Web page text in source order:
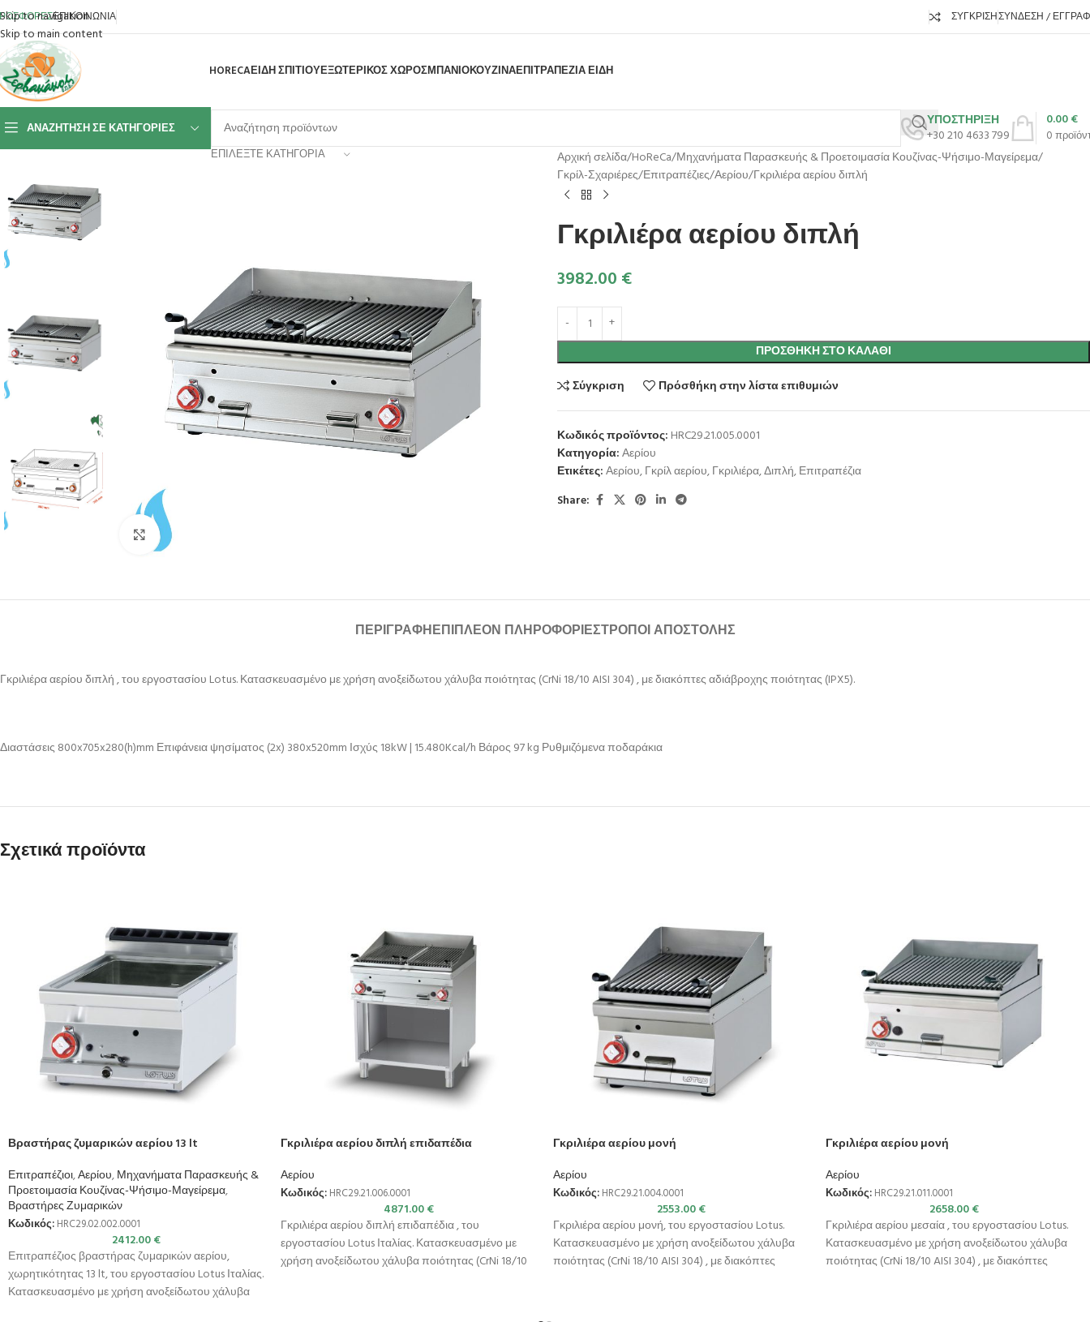
Skip to navigation
Skip to main content
ΕΠΙΚΟΙΝΩΝΙΑ ΣΎΓΚΡΙΣΗΣΎΝΔΕΣΗ /
HORECAΕΙΔΗ ΣΠΙΤΙΟΥΕΞΩΤΕΡΙΚΟΣ ΧΩΡΟΣΜΠΆΝΙΟΚΟΥΖΊΝΑΕΠΙΤΡΑΠΈΖΙΑ ΕΊΔΗ
ΑΝΑΖΉΤΗΣΗ ΣΕ ΚΑΤΗΓΟΡΊΕΣ
ΕΠΙΛΈΞΤΕ ΚΑΤΗΓΟΡΊΑ
ΥΠΟΣΤΗΡΙΞΗ
+30 210 4633 799
0
0.00€
Κλικ για μεγέθυνση
Αρχική σελίδα HoReCa Μηχανήματα Παρασκευής & Προετοιμασία Κουζίνας-Ψήσιμο-Μαγείρεμα
Γκρίλ-Σχαριέρες Επιτραπέζιες Αερίου Γκριλιέρα αερίου διπλή
Γκριλιέρα αερίου διπλή
3982.00 €
ΠΡΟΣΘΉΚΗ ΣΤΟ ΚΑΛΆΘΙ
Σύγκριση
Πρόσθήκη στην λίστα επιθυμιών
Κωδικός προϊόντος: HRC29.21.005.0001
Κατηγορία:Αερίου
Ετικέτες:Αερίου,Γκρίλ αερίου,Γκριλιέρα,Διπλή,Επιτραπέζια
Share:
ΠΕΡΙΓΡΑΦΉΕΠΙΠΛΈΟΝ ΠΛΗΡΟΦΟΡΊΕΣΤΡΌΠΟΙ ΑΠΟΣΤΟΛΉΣ
Γκριλιέρα αερίου διπλή , του εργοστασίου Lotus. Κατασκευασμένο με χρήση ανοξείδωτου χάλυβα ποιότητας (CrNi 18/10 AISI 304) , με διακόπτες αδιάβροχης ποιότητας (IPX5).
Διαστάσεις 800x705x280(h)mm Επιφάνεια ψησίματος (2x) 380x520mm Ισχύς 18kW | 15.480Kcal/h Βάρος 97 kg Ρυθμιζόμενα ποδαράκια
Σχετικά προϊόντα
Βραστήρας ζυμαρικών αερίου 13 lt
Επιτραπέζιοι,Αερίου,Μηχανήματα Παρασκευής &
Προετοιμασία Κουζίνας-Ψήσιμο-Μαγείρεμα,
Βραστήρες Ζυμαρικών
Κωδικός: HRC29.02.002.0001
2412.00€
Επιτραπέζιος βραστήρας ζυμαρικών αερίου,
χωρητικότητας 13 lt, του εργοστασίου Lotus Ιταλίας.
Κατασκευασμένο με χρήση ανοξείδωτου χάλυβα
Γκριλιέρα αερίου διπλή επιδαπέδια
Αερίου
Κωδικός: HRC29.21.006.0001
4871.00€
Γκριλιέρα αερίου διπλή επιδαπέδια , του
εργοστασίου Lotus Ιταλίας. Κατασκευασμένο με
χρήση ανοξείδωτου χάλυβα ποιότητας (CrNi 18/10
Γκριλιέρα αερίου μονή
Αερίου
Κωδικός: HRC29.21.004.0001
2553.00€
Γκριλιέρα αερίου μονή, του εργοστασίου Lotus.
Κατασκευασμένο με χρήση ανοξείδωτου χάλυβα
ποιότητας (CrNi 18/10 AISI 304) , με διακόπτες
Γκριλιέρα αερίου μονή
Αερίου
Κωδικός: HRC29.21.011.0001
2658.00€
Γκριλιέρα αερίου μεσαία , του εργοστασίου Lotus.
Κατασκευασμένο με χρήση ανοξείδωτου χάλυβα
ποιότητας (CrNi 18/10 AISI 304) , με διακόπτες